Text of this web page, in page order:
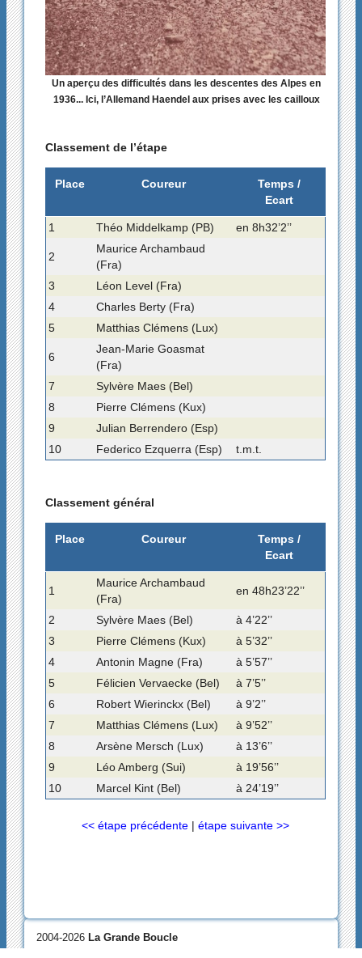
Un aperçu des difficultés dans les descentes des Alpes en
1936... Ici, l’Allemand Haendel aux prises avec les cailloux
Classement de l’étape
Place Coureur
Temps /
Ecart
1 Théo Middelkamp (PB) en 8h32’2’’
2
Maurice Archambaud
(Fra)
3
Léon Level (Fra)
4
Charles Berty (Fra)
5
Matthias Clémens (Lux)
6
Jean-Marie Goasmat
(Fra)
7
Sylvère Maes (Bel)
8
Pierre Clémens (Kux)
9
Julian Berrendero (Esp)
10
Federico Ezquerra (Esp) t.m.t.
Classement général
Place Coureur
Temps /
Ecart
1
Maurice Archambaud
(Fra)
en 48h23’22’’
2 Sylvère Maes (Bel)
à 4’22’’
3
Pierre Clémens (Kux)
à 5’32’’
4
Antonin Magne (Fra)
à 5’57’’
5
Félicien Vervaecke (Bel)
à 7’5’’
6
Robert Wierinckx (Bel)
à 9’2’’
7
Matthias Clémens (Lux)
à 9’52’’
8
Arsène Mersch (Lux)
à 13’6’’
9
Léo Amberg (Sui)
à 19’56’’
10
Marcel Kint (Bel) à 24’19’’
<< étape précédente| étape suivante >>
2004-2026 La Grande Boucle